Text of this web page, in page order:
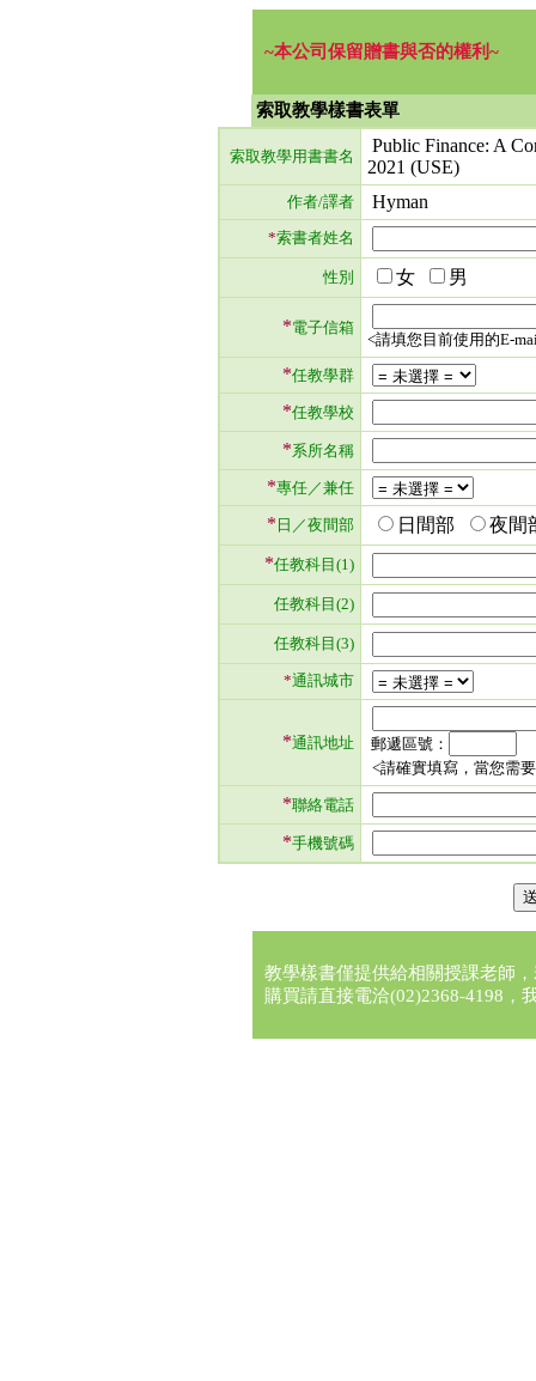
~本公司保留贈書與否的權利~
索取教學樣書表單
索取教學用書書名
Public Finance: A
2021 (USE)
作者/譯者 Hyman
*索書者姓名
性別 女 男
*電子信箱
<請填您目前使用的E-
*任教學群
*任教學校
*系所名稱
*專任／兼任
* 日／夜間部 日間部
夜
*任教科目(1)
任教科目(2)
任教科目(3)
*通訊城市
*通訊地址
郵遞區號：
<請確實填寫，當您需
*聯絡電話
*手機號碼
教學樣書僅提供給相關授課老師
購買請直接電洽(02)2368-4198，